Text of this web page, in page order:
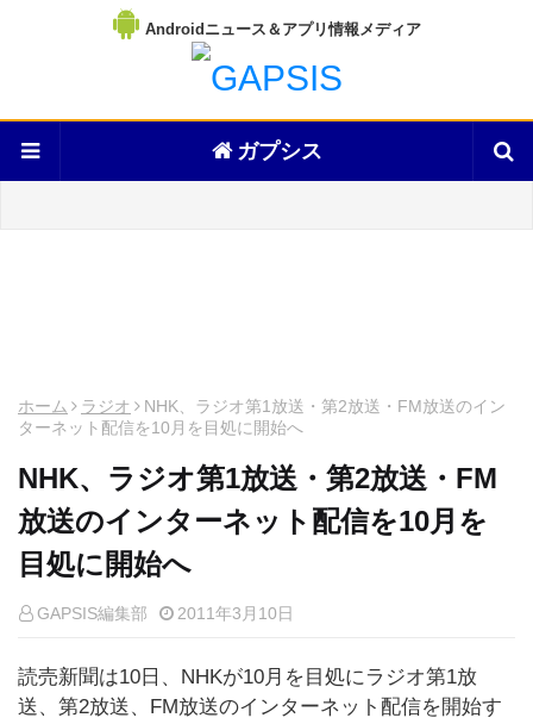
Androidニュース＆アプリ情報メディア
ガプシス
ホーム ラジオ
NHK、ラジオ第1放送・第2放送・FM放送のイン
ターネット配信を10月を目処に開始へ
NHK、ラジオ第1放送・第2放送・FM
放送のインターネット配信を10月を
目処に開始へ
GAPSIS編集部 2011年3月10日
読売新聞は10日、NHKが10月を目処にラジオ第1放
送、第2放送、FM放送のインターネット配信を開始す